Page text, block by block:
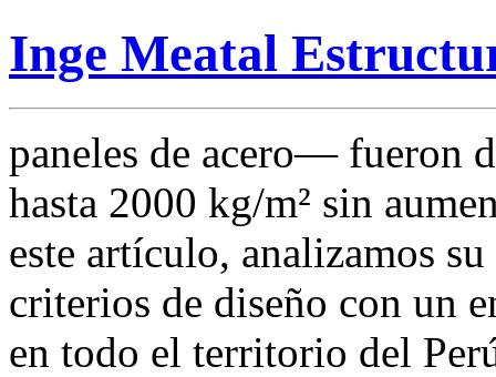
Inge Meatal
paneles de acero— fueron
hasta 2000 kg/m² sin
este artículo, analizamos
criterios de diseño con un
en todo el territorio del